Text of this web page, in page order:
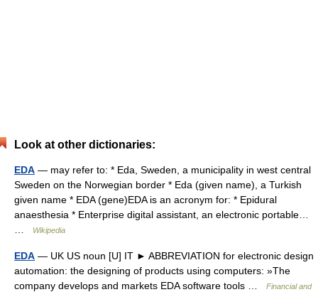
Look at other dictionaries:
EDA — may refer to: * Eda, Sweden, a municipality in west central
Sweden on the Norwegian border * Eda (given name), a Turkish
given name * EDA (gene)EDA is an acronym for: * Epidural
anaesthesia * Enterprise digital assistant, an electronic portable…
Wikipedia
EDA — UK US noun [U] IT ► ABBREVIATION for electronic design
automation: the designing of products using computers: »The
company develops and markets EDA software tools …
Financial and